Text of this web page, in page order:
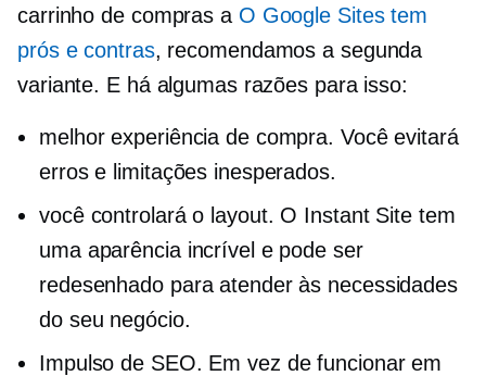
carrinho de compras a O Google Sites tem
prós e contras, recomendamos a segunda
variante. E há algumas razões para isso:
melhor experiência de compra. Você evitará
erros e limitações inesperados.
você controlará o layout. O Instant Site tem
uma aparência incrível e pode ser
redesenhado para atender às necessidades
do seu negócio.
Impulso de SEO. Em vez de funcionar em